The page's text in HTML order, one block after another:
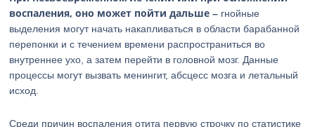
воспаления, оно может пойти дальше – гнойные
выделения могут начать накапливаться в области барабанной
перепонки и с течением времени распространиться во
внутреннее ухо, а затем перейти в головной мозг. Данные
процессы могут вызвать менингит, абсцесс мозга и летальный
исход.
Среди причин воспаления отита первую строчку по статистике